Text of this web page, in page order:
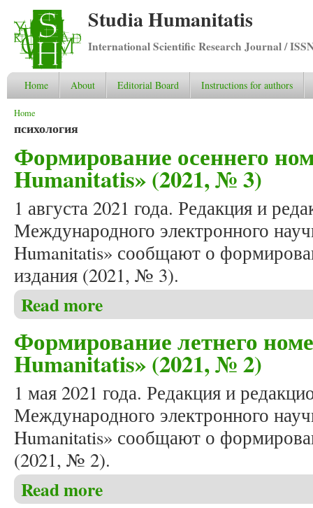
Studia Humanitatis
International Scientific Research Journal /
Home About Editorial Board Instructions for authors
You are here
Home
психология
Формирование осеннего
Humanitatis» (2021, № 3)
1 августа 2021 года. Редакция и
Международного электронного
Humanitatis» сообщают о
издания (2021, № 3).
Read more
Формирование летнего
Humanitatis» (2021, № 2)
1 мая 2021 года. Редакция и
Международного электронного
Humanitatis» сообщают о
(2021, № 2).
Read more